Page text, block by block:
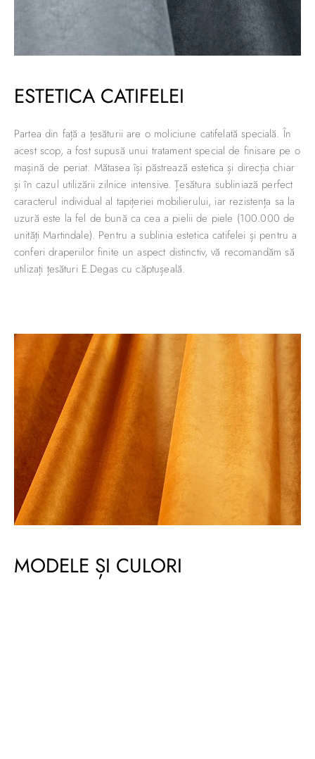
ESTETICA CATIFELEI
Partea din față a țesăturii are o moliciune catifelată specială. În
acest scop, a fost supusă unui tratament special de finisare pe o
mașină de periat. Mătasea își păstrează estetica și direcția chiar
și în cazul utilizării zilnice intensive. Țesătura subliniază perfect
caracterul individual al tapițeriei mobilierului, iar rezistența sa la
uzură este la fel de bună ca cea a pielii de piele (100.000 de
unități Martindale). Pentru a sublinia estetica catifelei și pentru a
conferi draperiilor finite un aspect distinctiv, vă recomandăm să
utilizați țesături E.Degas cu căptușeală.
MODELE ȘI CULORI